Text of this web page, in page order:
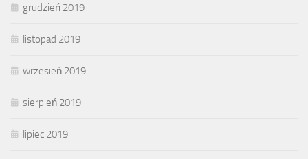
grudzień 2019
listopad 2019
wrzesień 2019
sierpień 2019
lipiec 2019